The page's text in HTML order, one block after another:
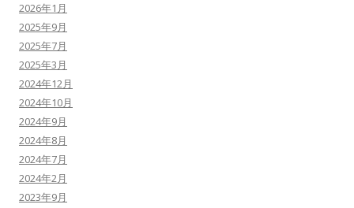
2026年1月
2025年9月
2025年7月
2025年3月
2024年12月
2024年10月
2024年9月
2024年8月
2024年7月
2024年2月
2023年9月